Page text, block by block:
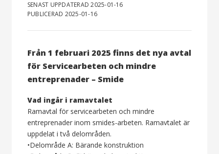
SENAST UPPDATERAD 2025-01-16
PUBLICERAD 2025-01-16
Från 1 februari 2025 finns det nya avtal
för Servicearbeten och mindre
entreprenader – Smide
Vad ingår i ramavtalet
Ramavtal för servicearbeten och mindre
entreprenader inom smides-arbeten. Ramavtalet är
uppdelat i två delområden.
•Delområde A: Bärande konstruktion